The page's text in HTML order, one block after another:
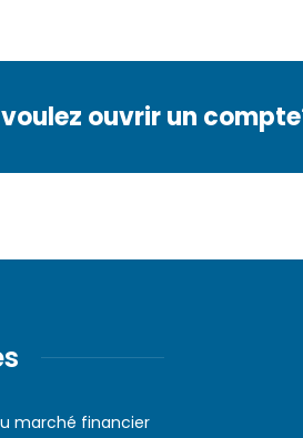
ouvrir un
marché financier